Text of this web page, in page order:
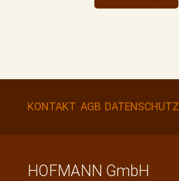
KONTAKT AGB DATENSCHUTZ
HOFMANN GmbH